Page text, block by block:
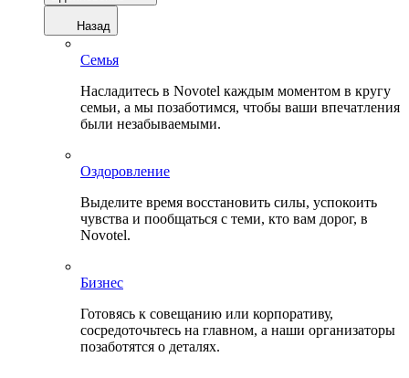
Назад
Семья
Насладитесь в Novotel каждым моментом в кругу
семьи, а мы позаботимся, чтобы ваши впечатления
были незабываемыми.
Оздоровление
Выделите время восстановить силы, успокоить
чувства и пообщаться с теми, кто вам дорог, в
Novotel.
Бизнес
Готовясь к совещанию или корпоративу,
сосредоточьтесь на главном, а наши организаторы
позаботятся о деталях.